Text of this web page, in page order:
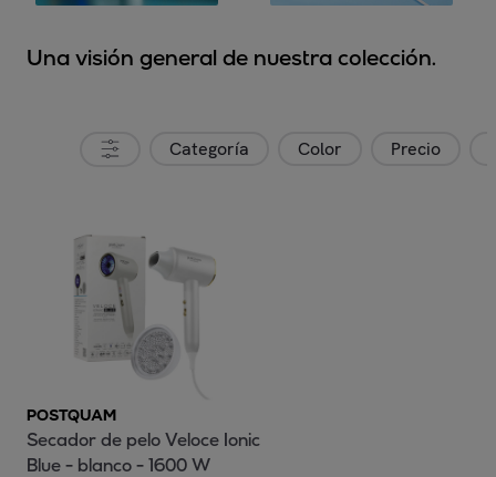
Una visión general de nuestra colección.
Categoría Color Precio
POSTQUAM
Secador de pelo Veloce Ionic
Blue - blanco - 1600 W